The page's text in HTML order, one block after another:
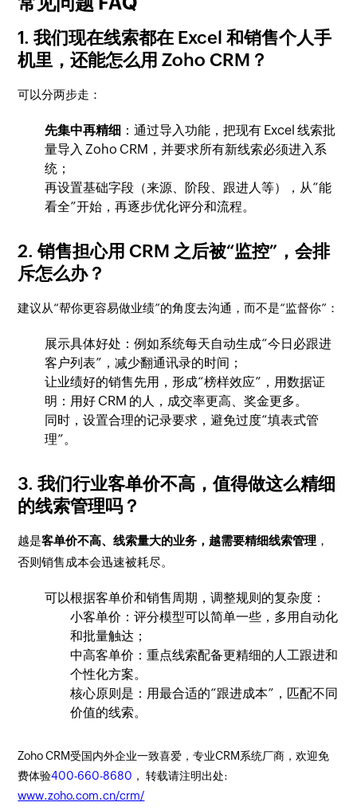
1. 我们现在线索都在 Excel 和销售个人手
机里，还能怎么用 Zoho CRM？
可以分两步走：
先集中再精细 ：通过导入功能，把现有 Excel 线索批
量导入 Zoho CRM，并要求所有新线索必须进入系
统；
再设置基础字段（来源、阶段、跟进人等），从“能
看全”开始，再逐步优化评分和流程。
2. 销售担心用 CRM 之后被“监控”，会排
斥怎么办？
建议从“帮你更容易做业绩”的角度去沟通，而不是“监督你”：
展示具体好处：例如系统每天自动生成“今日必跟进
客户列表”，减少翻通讯录的时间；
让业绩好的销售先用，形成“榜样效应”，用数据证
明：用好 CRM 的人，成交率更高、奖金更多。
同时，设置合理的记录要求，避免过度“填表式管
理”。
3. 我们行业客单价不高，值得做这么精细
的线索管理吗？
越是客单价不高、线索量大的业务，越需要精细线索管理 ，
否则销售成本会迅速被耗尽。
可以根据客单价和销售周期，调整规则的复杂度：
小客单价：评分模型可以简单一些，多用自动化
和批量触达；
中高客单价：重点线索配备更精细的人工跟进和
个性化方案。
核心原则是：用最合适的“跟进成本”，匹配不同
价值的线索。
Zoho CRM受国内外企业一致喜爱，专业CRM系统厂商，欢迎免
费体验400-660-8680 ， 转载请注明出处:
www.zoho.com.cn/crm/